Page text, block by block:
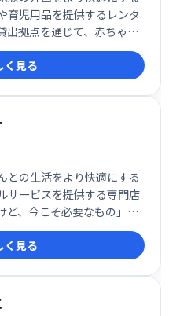
育児用品を提供するレンタ
出拠点を通じて、赤ちゃん
た幅広い選択肢を提供して
かけをサポートします。
く見る
との生活をより快適にする
サービスを提供する専門店
ど、今こそ必要なもの」を
えと安心のメンテナンスで
す。
く見る